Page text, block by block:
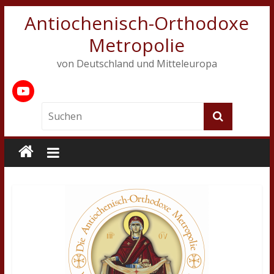
Antiochenisch-Orthodoxe
Metropolie
von Deutschland und Mitteleuropa